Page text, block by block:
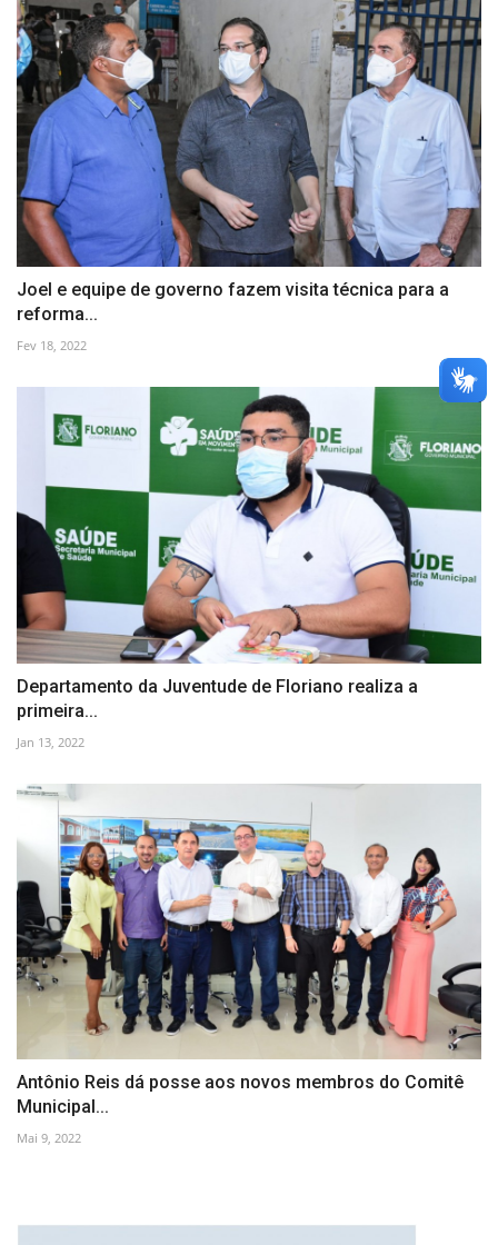
Joel e equipe de governo fazem visita técnica para a
reforma...
Fev 18, 2022
Departamento da Juventude de Floriano realiza a
primeira...
Jan 13, 2022
Antônio Reis dá posse aos novos membros do Comitê
Municipal...
Mai 9, 2022